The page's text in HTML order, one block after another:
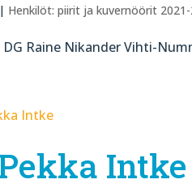
| Henkilöt: piirit ja kuvernöörit
DG Raine Nikander Vihti-
Intke